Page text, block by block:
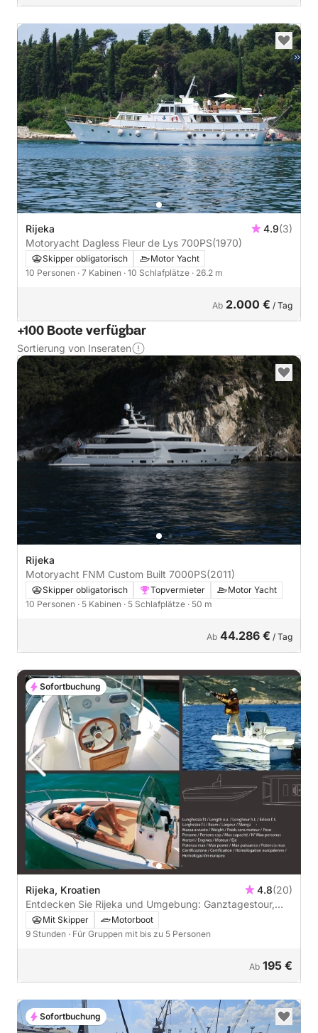
Rijeka 4.9(3)
Motoryacht Dagless Fleur de Lys 700PS(1970)
Skipper obligatorisch
Motor Yacht
10 Personen · 7 Kabinen · 10 Schlafplätze · 26.2 m
Ab 2.000 € / Tag
+100 Boote verfügbar
Sortierung von Inseraten
Rijeka
Motoryacht FNM Custom Built 7000PS(2011)
Skipper obligatorisch Topvermieter
Motor Yacht
10 Personen · 5 Kabinen · 5 Schlafplätze · 50 m
Ab 44.286 € / Tag
Rijeka, Kroatien 4.8(20)
Entdecken Sie Rijeka und Umgebung: Ganztagestour,
Halbtagestour oder Sonnenuntergangstour
Mit Skipper
Motorboot
9 Stunden · Für Gruppen mit bis zu 5 Personen
Ab 195 €
Sofortbuchung
Sofortbuchung